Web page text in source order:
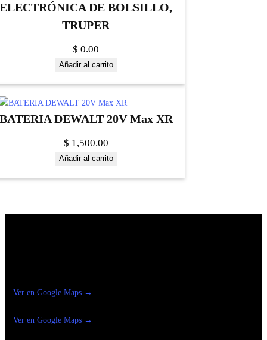
ELECTRÓNICA DE BOLSILLO,
TRUPER
$ 0.00
Añadir al carrito
DEWALT 20V Max XR
$ 1,500.00
Añadir al carrito
Ver en Google Maps →
Ver en Google Maps →